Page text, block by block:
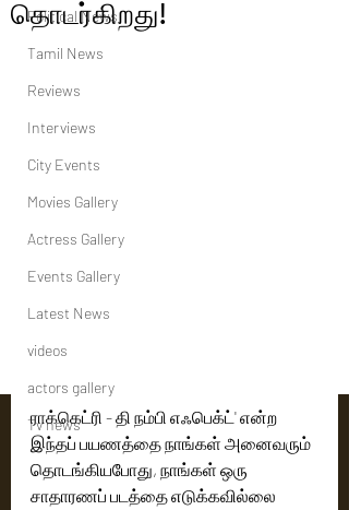
Political News
Tamil News
Reviews
Interviews
City Events
Movies Gallery
Actress Gallery
Events Gallery
Latest News
videos
actors gallery
Tv news
தொடர்கிறது!
ராக்கெட்ரி - தி நம்பி எஃபெக்ட்' என்ற
இந்தப் பயணத்தை நாங்கள் அனைவரும்
தொடங்கியபோது, ​​நாங்கள் ஒரு
சாதாரணப் படத்தை எடுக்கவில்லை